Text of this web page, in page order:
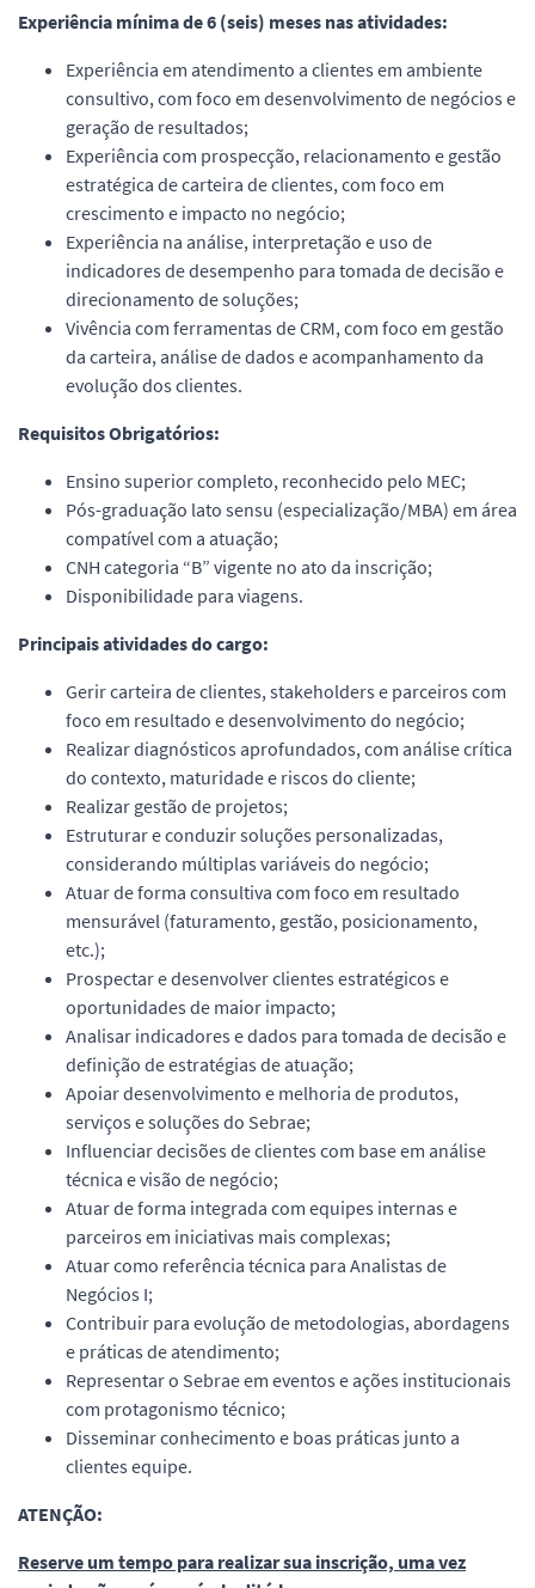
Experiência mínima de 6 (seis) meses nas atividades:
Experiência em atendimento a clientes em ambiente
consultivo, com foco em desenvolvimento de negócios e
geração de resultados;
Experiência com prospecção, relacionamento e gestão
estratégica de carteira de clientes, com foco em
crescimento e impacto no negócio;
Experiência na análise, interpretação e uso de
indicadores de desempenho para tomada de decisão e
direcionamento de soluções;
Vivência com ferramentas de CRM, com foco em gestão
da carteira, análise de dados e acompanhamento da
evolução dos clientes.
Requisitos Obrigatórios:
Ensino superior completo, reconhecido pelo MEC;
Pós-graduação lato sensu (especialização/MBA) em área
compatível com a atuação;
CNH categoria “B” vigente no ato da inscrição;
Disponibilidade para viagens.
Principais atividades do cargo:
Gerir carteira de clientes, stakeholders e parceiros com
foco em resultado e desenvolvimento do negócio;
Realizar diagnósticos aprofundados, com análise crítica
do contexto, maturidade e riscos do cliente;
Realizar gestão de projetos;
Estruturar e conduzir soluções personalizadas,
considerando múltiplas variáveis do negócio;
Atuar de forma consultiva com foco em resultado
mensurável (faturamento, gestão, posicionamento,
etc.);
Prospectar e desenvolver clientes estratégicos e
oportunidades de maior impacto;
Analisar indicadores e dados para tomada de decisão e
definição de estratégias de atuação;
Apoiar desenvolvimento e melhoria de produtos,
serviços e soluções do Sebrae;
Influenciar decisões de clientes com base em análise
técnica e visão de negócio;
Atuar de forma integrada com equipes internas e
parceiros em iniciativas mais complexas;
Atuar como referência técnica para Analistas de
Negócios I;
Contribuir para evolução de metodologias, abordagens
e práticas de atendimento;
Representar o Sebrae em eventos e ações institucionais
com protagonismo técnico;
Disseminar conhecimento e boas práticas junto a
clientes equipe.
ATENÇÃO:
Reserve um tempo para realizar sua inscrição, uma vez